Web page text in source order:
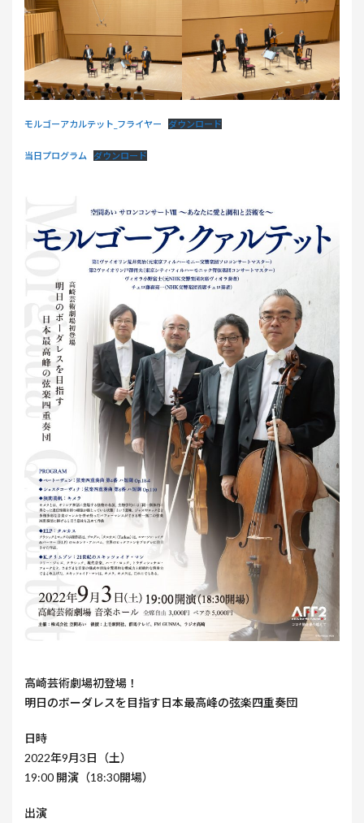
モルゴーアカルテット_フライヤー ダウンロード
当日プログラム ダウンロード
高崎芸術劇場初登場！
明日のボーダレスを目指す日本最高峰の弦楽四重奏団
日時
2022年9月3日（土）
19:00 開演（18:30開場）
出演